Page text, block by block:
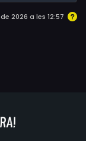
2026 a les 12:57